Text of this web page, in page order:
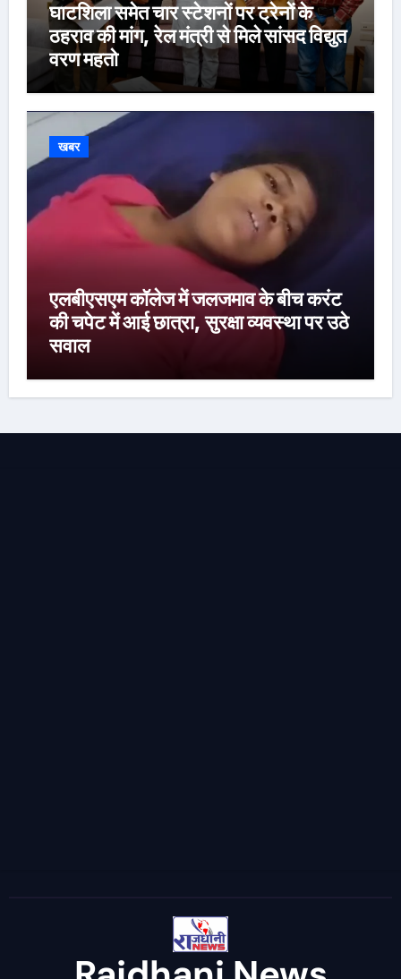
घाटशिला समेत चार स्टेशनों पर ट्रेनों के
ठहराव की मांग, रेल मंत्री से मिले सांसद विद्युत
वरण महतो
खबर
एलबीएसएम कॉलेज में जलजमाव के बीच करंट
की चपेट में आई छात्रा, सुरक्षा व्यवस्था पर उठे
सवाल